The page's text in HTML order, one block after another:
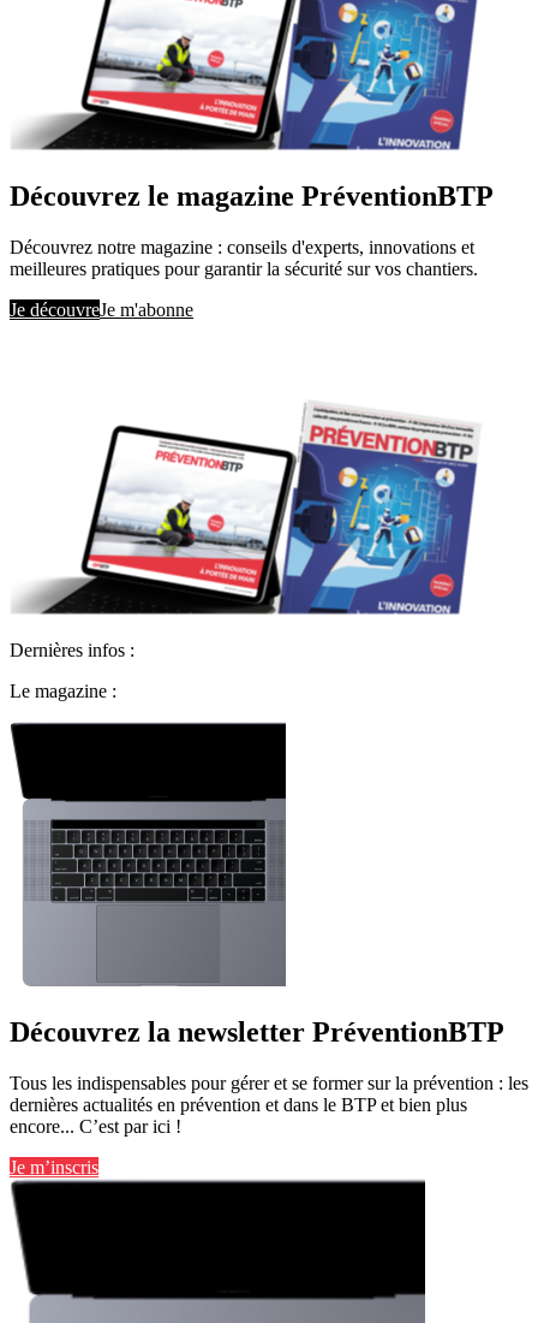
Découvrez le magazine PréventionBTP
Découvrez notre magazine : conseils d'experts, innovations et
meilleures pratiques pour garantir la sécurité sur vos chantiers.
Je découvreJe m'abonne
Dernières infos :
Le magazine :
Découvrez la newsletter PréventionBTP
Tous les indispensables pour gérer et se former sur la prévention : les
dernières actualités en prévention et dans le BTP et bien plus
encore... C’est par ici !
Je m’inscris